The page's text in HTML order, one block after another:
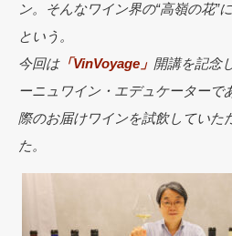
ン。そんなワイン界の“高嶺の花”
という。
今回は「VinVoyage」 開講を記念
ーニュワイン・エデュケーターで
際のお届けワインを試飲していた
た。